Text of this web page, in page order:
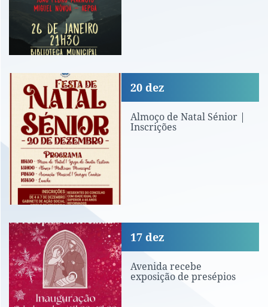
Almoço de Natal Sénior | Inscrições
Almoço de Natal Sénior |
Inscrições
20 dez
Avenida recebe exposição de
Avenida recebe
exposição de presépios
17 dez